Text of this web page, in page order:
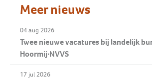
Meer nieuws
04 aug 2026
Twee nieuwe vacatures bij landelijk
Hoormij∙NVVS
17 jul 2026